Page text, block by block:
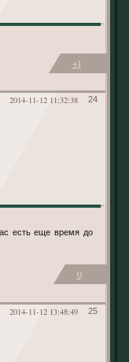
+1
24
2014-11-12 11:32:38
есть еще время до
0
25
2014-11-12 13:48:49